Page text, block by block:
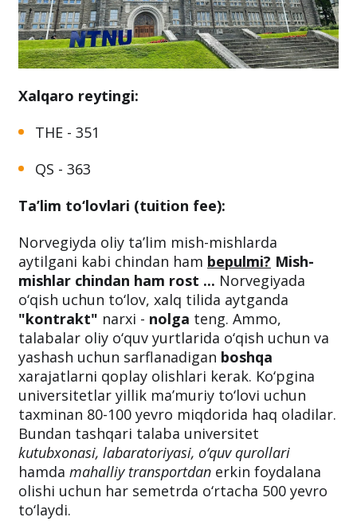
Xalqaro reytingi:
THE - 351
QS - 363
Ta’lim to‘lovlari (tuition fee):
Norvegiyda oliy ta’lim mish-mishlarda
aytilgani kabi chindan ham bepulmi? Mish-
mishlar chindan ham rost ... Norvegiyada
o‘qish uchun to‘lov, xalq tilida aytganda
"kontrakt" narxi - nolga teng. Ammo,
talabalar oliy o‘quv yurtlarida o‘qish uchun va
yashash uchun sarflanadigan boshqa
xarajatlarni qoplay olishlari kerak. Ko‘pgina
universitetlar yillik ma’muriy to‘lovi uchun
taxminan 80-100 yevro miqdorida haq oladilar.
Bundan tashqari talaba universitet
kutubxonasi, labaratoriyasi, o‘quv qurollari
hamda mahalliy transportdan erkin foydalana
olishi uchun har semetrda o‘rtacha 500 yevro
to‘laydi.